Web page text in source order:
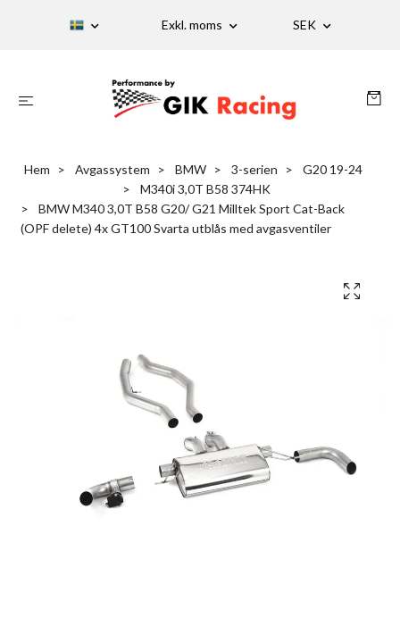
Exkl. moms SEK
Hem Avgassystem BMW 3-serien
G20 19-24
M340i 3,0T B58 374HK
BMW M340 3,0T B58 G20/ G21 Milltek Sport Cat-Back
(OPF delete) 4x GT100 Svarta utblås med avgasventiler